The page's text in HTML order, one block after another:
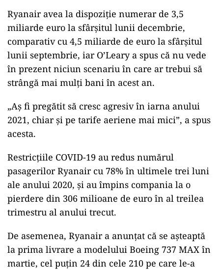
Ryanair avea la dispoziție numerar de 3,5
miliarde euro la sfârșitul lunii decembrie,
comparativ cu 4,5 miliarde de euro la sfârșitul
lunii septembrie, iar O’Leary a spus că nu vede
în prezent niciun scenariu în care ar trebui să
strângă mai mulți bani în acest an.
„Aș fi pregătit să cresc agresiv în iarna anului
2021, chiar și pe tarife aeriene mai mici”, a spus
acesta.
Restricțiile COVID-19 au redus numărul
pasagerilor Ryanair cu 78% în ultimele trei luni
ale anului 2020, și au împins compania la o
pierdere din 306 milioane de euro în al treilea
trimestru al anului trecut.
De asemenea, Ryanair a anunțat că se așteaptă
la prima livrare a modelului Boeing 737 MAX în
martie, cel puțin 24 din cele 210 pe care le-a